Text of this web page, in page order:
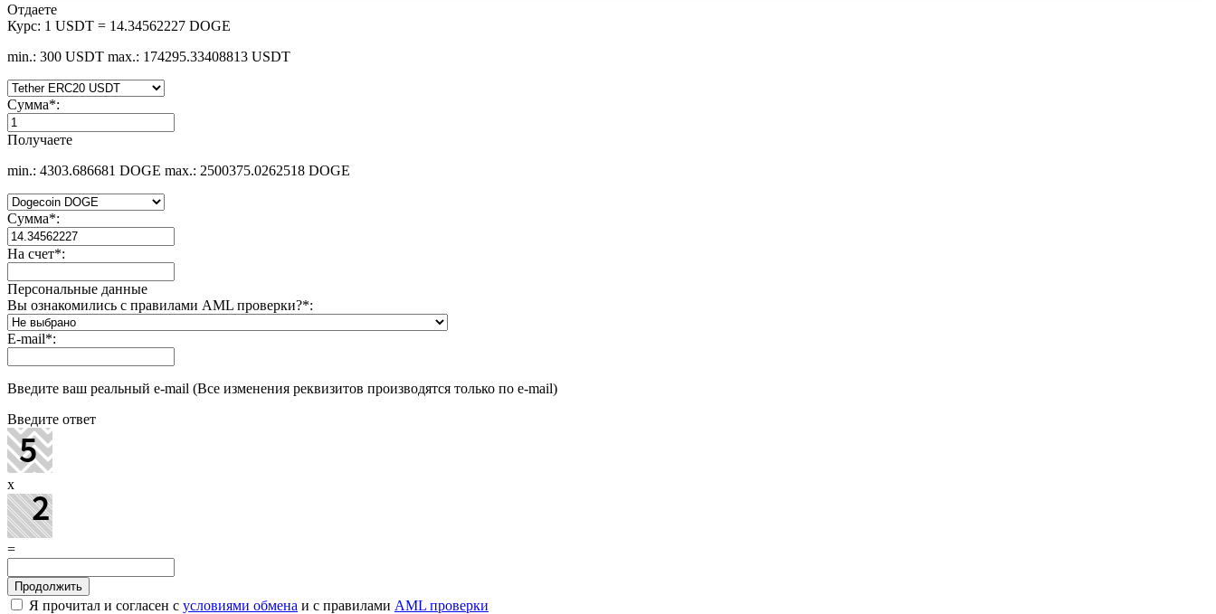
Отдаете
Курс: 1 USDT = 14.34562227 DOGE
min.: 300 USDT max.: 174295.33408813 USDT
Сумма*:
Получаете
min.: 4303.686681 DOGE max.: 2500375.0262518 DOGE
Сумма*:
На счет*:
Персональные данные
Вы ознакомились с правилами AML проверки?*:
E-mail*:
Введите ваш реальный e-mail (Все изменения реквизитов производятся только по e-mail)
Введите ответ
x
=
Я прочитал и согласен с условиями обмена и с правилами AML проверки